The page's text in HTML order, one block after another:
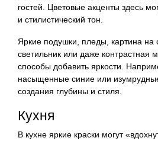
гостей. Цветовые акценты здесь
и стилистический тон.
Яркие подушки, пледы, картина на
светильник или даже контрастная
способы добавить яркости.
насыщенные синие или
создания глубины и стиля.
Кухня
В кухне яркие краски могут